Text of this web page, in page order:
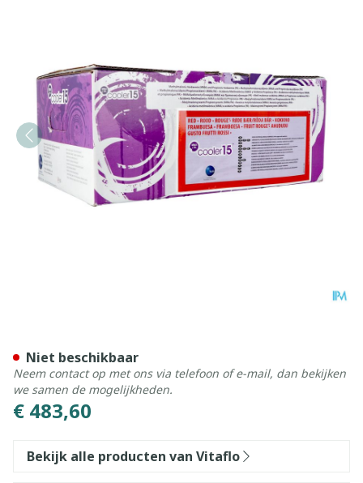
€ 483,60
Niet beschikbaar
Neem contact op met ons via telefoon of e-mail, dan bekijken
we samen de mogelijkheden.
Bekijk alle producten van Vitaflo